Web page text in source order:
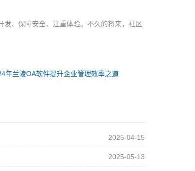
、保障安全、注重体验。不久的将来，社区
年兰陵OA软件提升企业管理效率之道
2025-04-15
2025-05-13